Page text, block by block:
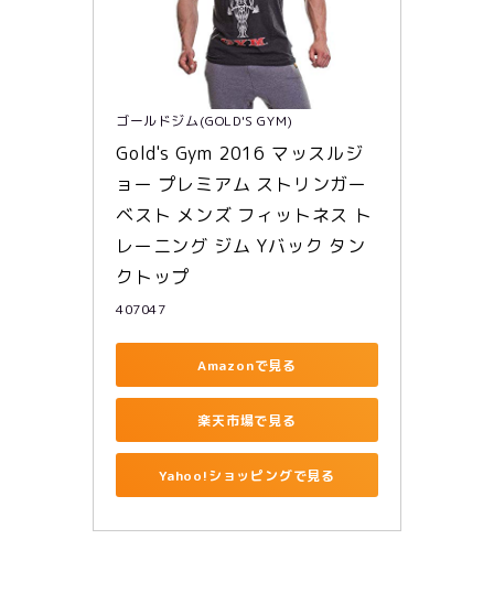
ゴールドジム(GOLD'S GYM)
Gold's Gym 2016 マッスルジ
ョー プレミアム ストリンガー
ベスト メンズ フィットネス ト
レーニング ジム Yバック タン
クトップ
407047
Amazonで見る
楽天市場で見る
Yahoo!ショッピングで見る